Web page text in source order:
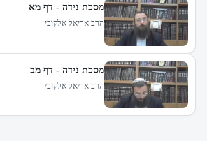
מסכת נידה - דף מא
הרב אריאל אלקובי
מסכת נידה - דף מב
הרב אריאל אלקובי